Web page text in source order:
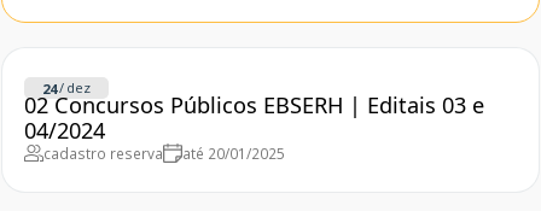
24/ dez
02 Concursos Públicos EBSERH | Editais 03 e
04/2024
cadastro reserva até 20/01/2025